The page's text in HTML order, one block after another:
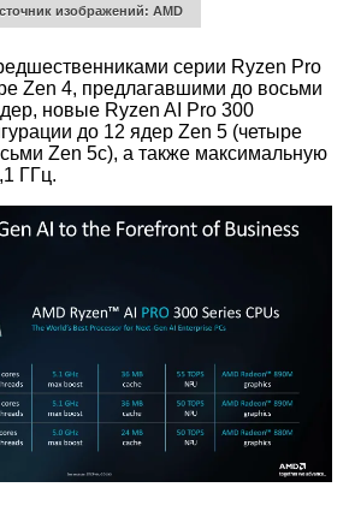
изображений: AMD
серии Ryzen Pro
Zen 4, предлагавшими до восьми
новые Ryzen AI Pro 300
до 12 ядер Zen 5 (четыре
Zen 5c), а также максимальную
ГГц.